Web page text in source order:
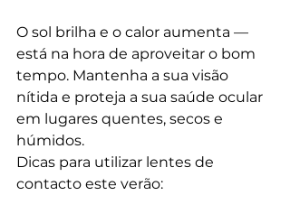
O sol brilha e o calor aumenta —
está na hora de aproveitar o bom
tempo. Mantenha a sua visão
nítida e proteja a sua saúde ocular
em lugares quentes, secos e
húmidos.
Dicas para utilizar lentes de
contacto este verão: